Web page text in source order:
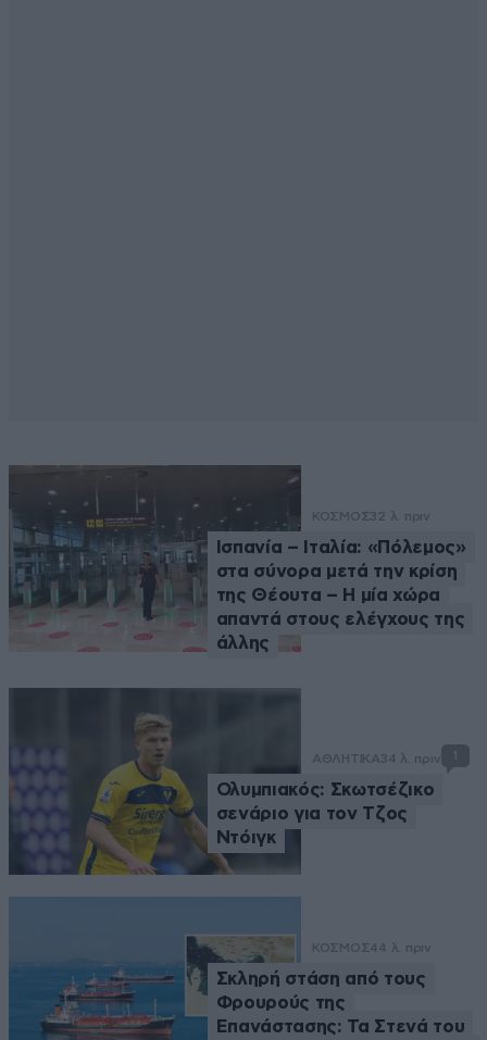
ΚΟΣΜΟΣ32 λ. πριν
Ισπανία – Ιταλία: «Πόλεμος»
στα σύνορα μετά την κρίση
της Θέουτα – Η μία χώρα
απαντά στους ελέγχους της
άλλης
ΑΘΛΗΤΙΚΑ34 λ. πριν 1
Ολυμπιακός: Σκωτσέζικο
σενάριο για τον Τζος
Ντόιγκ
ΚΟΣΜΟΣ44 λ. πριν
Σκληρή στάση από τους
Φρουρούς της
Επανάστασης: Τα Στενά του